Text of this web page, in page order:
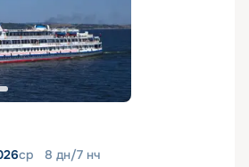
ср 8 дн/7 нч